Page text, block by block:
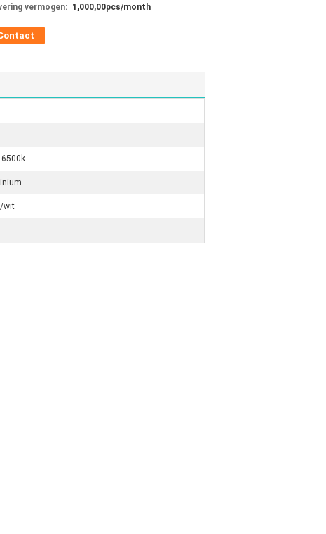
vermogen: 1,000,00pcs/month
6500k
wit